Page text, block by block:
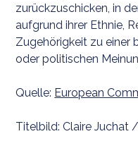
zurückzuschicken, in
aufgrund ihrer Ethnie,
Zugehörigkeit zu einer
oder politischen
Quelle: European
Titelbild: Claire Juchat